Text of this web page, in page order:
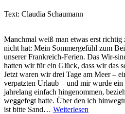
Text: Claudia Schaumann
Manchmal weiß man etwas erst richtig
nicht hat: Mein Sommergefühl zum
unserer Frankreich-Ferien. Das Wir-
hatten wir für ein Glück, dass wir das
Jetzt waren wir drei Tage am Meer –
verpatzten Urlaub – und mir wurde
jahrelang einfach hingenommen,
weggefegt hatte. Über den ich
ist bitte Sand… Weiterlesen